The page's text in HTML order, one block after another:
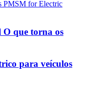
que torna os
para veículos